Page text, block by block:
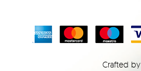
Crafted by